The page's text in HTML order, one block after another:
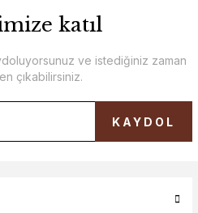
katıl
ve istediğiniz zaman
çıkabilirsiniz.
KAYDOL